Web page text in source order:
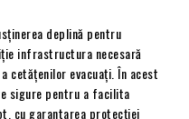
deplină pentru
infrastructura necesară
cetățenilor evacuați. În acest
sigure pentru a facilita
cu garantarea protecției